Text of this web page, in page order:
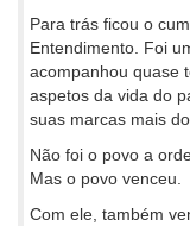
Para trás ficou o
Entendimento. Foi
acompanhou quase
aspetos da vida do
suas marcas mais
Não foi o povo a
Mas o povo venceu.
Com ele, também